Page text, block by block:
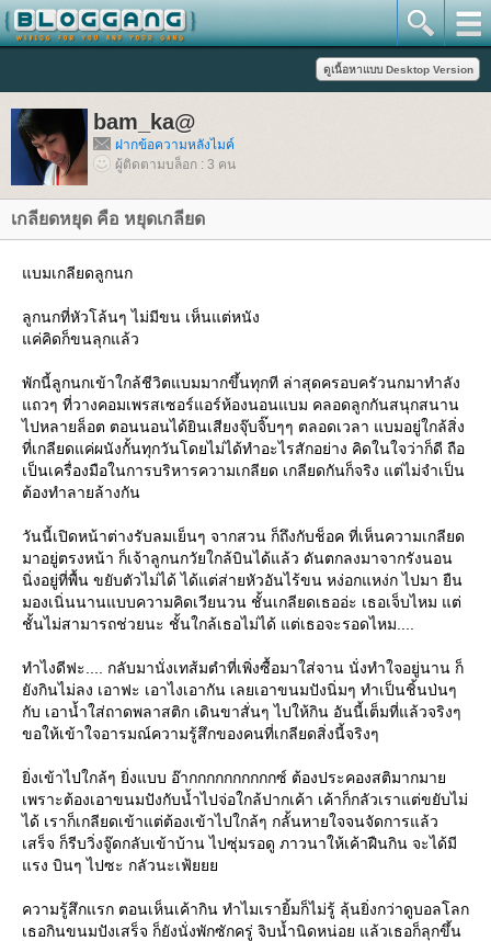
bam_ka@
ฝากข้อความหลังไมค์
ผู้ติดตามบล็อก : 3 คน
เกลียดหยุด คือ หยุดเกลียด
บมเกลียดลูกนก
ลูกนกที่หัวโล้นๆ ไม่มีขน เห็นแต่หนัง
ค่คิดก็ขนลุกแล้ว
พักนี้ลูกนกเข้าใกล้ชีวิตแบมมากขึ้นทุกที ล่าสุดครอบครัวนกมาทำลัง
ถวๆ ที่วางคอมเพรสเซอร์แอร์ห้องนอนแบม คลอดลูกกันสนุกสนาน
ไปหลายล็อต ตอนนอนได้ยินเสียงจุ๊บจิ๊บๆๆ ตลอดเวลา แบมอยู่ใกล้สิ่ง
ที่เกลียดแค่ผนังกั้นทุกวันโดยไม่ได้ทำอะไรสักอย่าง คิดในใจว่าก็ดี ถือ
เป็นเครื่องมือในการบริหารความเกลียด เกลียดกันก็จริง แต่ไม่จำเป็น
ต้องทำลายล้างกัน
วันนี้เปิดหน้าต่างรับลมเย็นๆ จากสวน ก็ถึงกับช็อค ที่เห็นความเกลียด
มาอยู่ตรงหน้า ก็เจ้าลูกนกวัยใกล้บินได้แล้ว ดันตกลงมาจากรังนอน
นิ่งอยู่ที่พื้น ขยับตัวไม่ได้ ได้แต่ส่ายหัวอันไร้ขน หง่อกแหง่ก ไปมา ยืน
มองเนิ่นนานแบบความคิดเวียนวน ชั้นเกลียดเธออ่ะ เธอเจ็บไหม แต่
ชั้นไม่สามารถช่วยนะ ชั้นใกล้เธอไม่ได้ แต่เธอจะรอดไหม....
ทำไงดีฟะ.... กลับมานั่งเทส้มตำที่เพิ่งซื้อมาใส่จาน นั่งทำใจอยู่นาน ก็
ังกินไม่ลง เอาฟะ เอาไงเอากัน เลยเอาขนมปังนิ่มๆ ทำเป็นชิ้นป่นๆ
กับ เอาน้ำใส่ถาดพลาสติก เดินขาสั่นๆ ไปให้กิน อันนี้เต็มที่แล้วจริงๆ
ขอให้เข้าใจอารมณ์ความรู้สึกของคนที่เกลียดสิ่งนี้จริงๆ
ิ่งเข้าไปใกล้ๆ ยิ่งแบบ อ๊ากกกกกกกกกกซ์ ต้องประคองสติมากมา
เพราะต้องเอาขนมปังกับน้ำไปจ่อใกล้ปากเค้า เค้าก็กลัวเราแต่ขยับไม่
ได้ เราก็เกลียดเข้าแต่ต้องเข้าไปใกล้ๆ กลั้นหายใจจนจัดการแล้ว
เสร็จ ก็รีบวิ่งจู๊ดกลับเข้าบ้าน ไปซุ่มรอดู ภาวนาให้เค้าฝืนกิน จะได้มี
รง บินๆ ไปซะ กลัวนะเฟ้
ความรู้สึกแรก ตอนเห็นเค้ากิน ทำไมเรายิ้มก็ไม่รู้ ลุ้นยิ่งกว่าดูบอลโลก
เธอกินขนมปังเสร็จ ก็ยังนั่งพักซักครู่ จิบน้ำนิดหน่อย แล้วเธอก็ลุกขึ้น